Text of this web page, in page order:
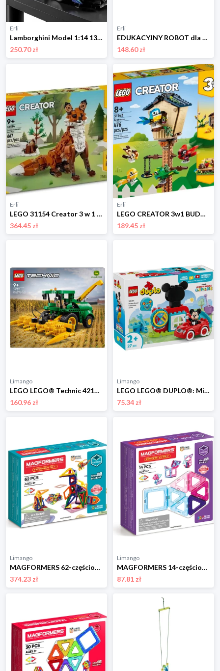
Erli
Lamborghini Model 1:14 1314 elementów Klocki konstrukcyjne Cyberpunk
250.70 zł
Erli
EDUKACYJNY ROBOT dla dzieci do programowania DOC Clementoni
148.60 zł
Erli
LEGO 31154 Creator 3 w 1 Leśne zwierzęta: Czerwony lis
364.45 zł
Erli
LEGO CREATOR 3w1 BUDKA DLA PTAKÓW #31143
189.45 zł
Limango
LEGO LEGO® Technic 42168 John Deere 9700 Forage Harvester - 9+ rozmiar: onesize
160.96 zł
Limango
LEGO LEGO® DUPLO®: Mickey's Clubhouse and Car - 2+ rozmiar: onesize
75.34 zł
Limango
MAGFORMERS 62-częściowy zestaw magnetyczny "Designer" - 3+ rozmiar: onesize
374.23 zł
Limango
MAGFORMERS 14-częściowy zestaw magnetyczny "Inspire" - 3+ rozmiar: onesize
87.81 zł